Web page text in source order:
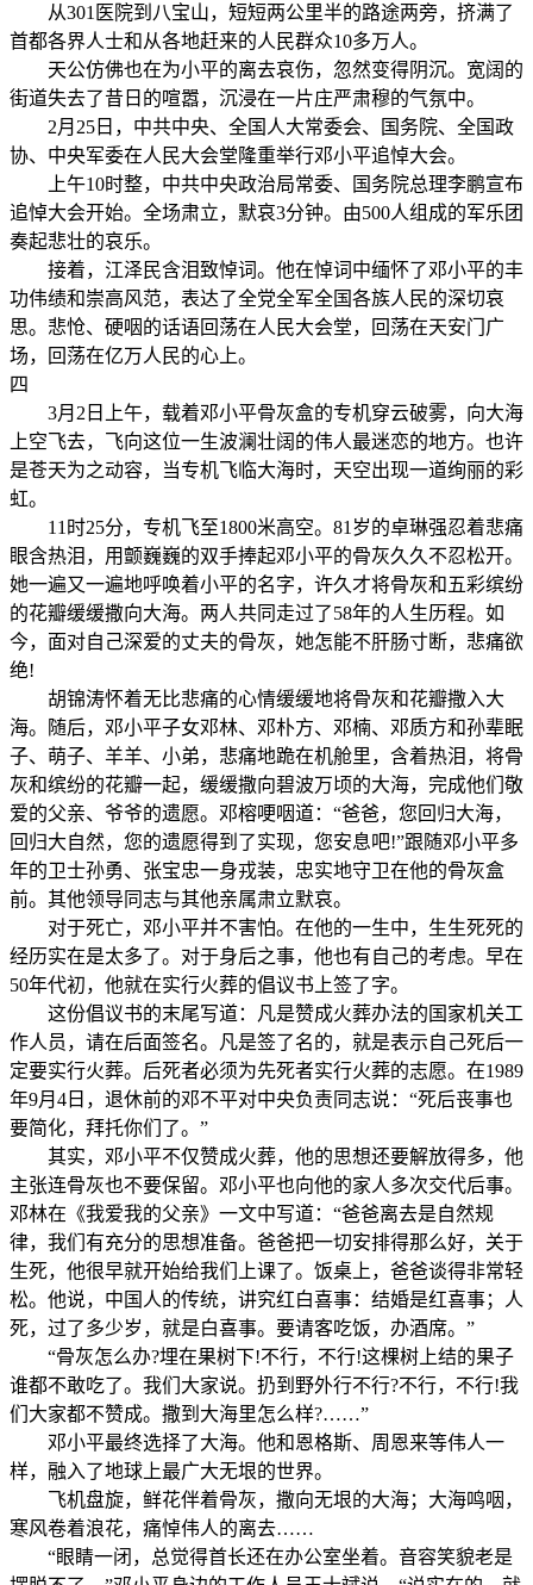
从301医院到八宝山，短短两公里半的路途两旁，挤满了
首都各界人士和从各地赶来的人民群众10多万人。
天公仿佛也在为小平的离去哀伤，忽然变得阴沉。宽阔的
街道失去了昔日的喧嚣，沉浸在一片庄严肃穆的气氛中。
2月25日，中共中央、全国人大常委会、国务院、全国政
协、中央军委在人民大会堂隆重举行邓小平追悼大会。
上午10时整，中共中央政治局常委、国务院总理李鹏宣布
追悼大会开始。全场肃立，默哀3分钟。由500人组成的军乐团
奏起悲壮的哀乐。
接着，江泽民含泪致悼词。他在悼词中缅怀了邓小平的丰
功伟绩和崇高风范，表达了全党全军全国各族人民的深切哀
思。悲怆、硬咽的话语回荡在人民大会堂，回荡在天安门广
场，回荡在亿万人民的心上。
四
3月2日上午，载着邓小平骨灰盒的专机穿云破雾，向大海
上空飞去，飞向这位一生波澜壮阔的伟人最迷恋的地方。也许
是苍天为之动容，当专机飞临大海时，天空出现一道绚丽的彩
虹。
11时25分，专机飞至1800米高空。81岁的卓琳强忍着悲痛
眼含热泪，用颤巍巍的双手捧起邓小平的骨灰久久不忍松开。
她一遍又一遍地呼唤着小平的名字，许久才将骨灰和五彩缤纷
的花瓣缓缓撒向大海。两人共同走过了58年的人生历程。如
今，面对自己深爱的丈夫的骨灰，她怎能不肝肠寸断，悲痛欲
绝!
胡锦涛怀着无比悲痛的心情缓缓地将骨灰和花瓣撒入大
海。随后，邓小平子女邓林、邓朴方、邓楠、邓质方和孙辈眠
子、萌子、羊羊、小弟，悲痛地跪在机舱里，含着热泪，将骨
灰和缤纷的花瓣一起，缓缓撒向碧波万顷的大海，完成他们敬
爱的父亲、爷爷的遗愿。邓榕哽咽道：“爸爸，您回归大海，
回归大自然，您的遗愿得到了实现，您安息吧!”跟随邓小平多
年的卫士孙勇、张宝忠一身戎装，忠实地守卫在他的骨灰盒
前。其他领导同志与其他亲属肃立默哀。
对于死亡，邓小平并不害怕。在他的一生中，生生死死的
经历实在是太多了。对于身后之事，他也有自己的考虑。早在
50年代初，他就在实行火葬的倡议书上签了字。
这份倡议书的末尾写道：凡是赞成火葬办法的国家机关工
作人员，请在后面签名。凡是签了名的，就是表示自己死后一
定要实行火葬。后死者必须为先死者实行火葬的志愿。在1989
年9月4日，退休前的邓不平对中央负责同志说：“死后丧事也
要简化，拜托你们了。”
其实，邓小平不仅赞成火葬，他的思想还要解放得多，他
主张连骨灰也不要保留。邓小平也向他的家人多次交代后事。
邓林在《我爱我的父亲》一文中写道：“爸爸离去是自然规
律，我们有充分的思想准备。爸爸把一切安排得那么好，关于
生死，他很早就开始给我们上课了。饭桌上，爸爸谈得非常轻
松。他说，中国人的传统，讲究红白喜事：结婚是红喜事；人
死，过了多少岁，就是白喜事。要请客吃饭，办酒席。”
“骨灰怎么办?埋在果树下!不行，不行!这棵树上结的果子
谁都不敢吃了。我们大家说。扔到野外行不行?不行，不行!我
们大家都不赞成。撒到大海里怎么样?……”
邓小平最终选择了大海。他和恩格斯、周恩来等伟人一
样，融入了地球上最广大无垠的世界。
飞机盘旋，鲜花伴着骨灰，撒向无垠的大海；大海鸣咽，
寒风卷着浪花，痛悼伟人的离去……
“眼睛一闭，总觉得首长还在办公室坐着。音容笑貌老是